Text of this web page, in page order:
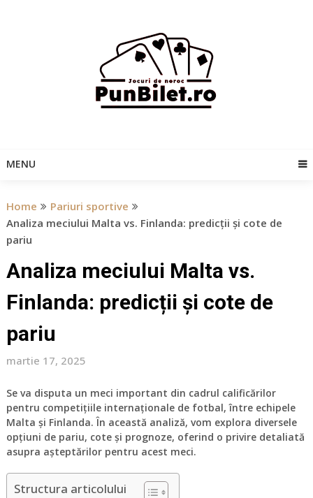
MENU
Home
Pariuri sportive
Analiza meciului Malta vs. Finlanda: predicții și cote de
pariu
Analiza meciului Malta vs.
Finlanda: predicții și cote de
pariu
martie 17, 2025
Se va disputa un meci important din cadrul calificărilor
pentru competițiile internaționale de fotbal, între echipele
Malta și Finlanda. În această analiză, vom explora diversele
opțiuni de pariu, cote și prognoze, oferind o privire detaliată
asupra așteptărilor pentru acest meci.
Structura articolului